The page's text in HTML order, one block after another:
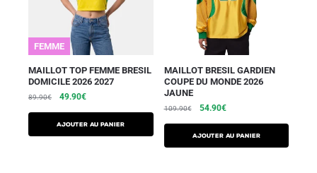
FEMME
MAILLOT TOP FEMME BRESIL
DOMICILE 2026 2027
89.90€ 49.90€
AJOUTER AU PANIER
MAILLOT BRESIL GARDIEN
COUPE DU MONDE 2026
JAUNE
109.90€ 54.90€
AJOUTER AU PANIER